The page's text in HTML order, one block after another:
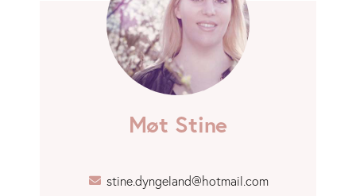
Møt Stine
stine.dyngeland@hotmail.com